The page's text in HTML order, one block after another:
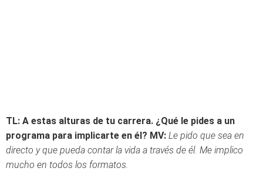
TL: A estas alturas de tu carrera. ¿Qué le pides a un
programa para implicarte en él? MV: Le pido que sea en
directo y que pueda contar la vida a través de él. Me implico
mucho en todos los formatos.